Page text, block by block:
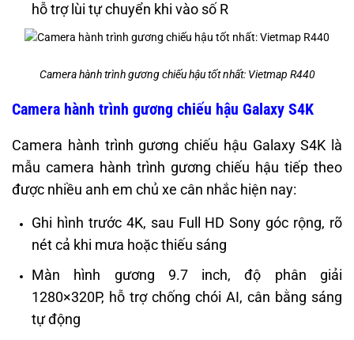
hỗ trợ lùi tự chuyển khi vào số R
Camera hành trình gương chiếu hậu tốt nhất: Vietmap R440
Camera hành trình gương chiếu hậu Galaxy S4K
Camera hành trình gương chiếu hậu Galaxy S4K là
mẫu camera hành trình gương chiếu hậu tiếp theo
được nhiều anh em chủ xe cân nhắc hiện nay:
Ghi hình trước 4K, sau Full HD Sony góc rộng, rõ
nét cả khi mưa hoặc thiếu sáng
Màn hình gương 9.7 inch, độ phân giải
1280×320P, hỗ trợ chống chói AI, cân bằng sáng
tự động